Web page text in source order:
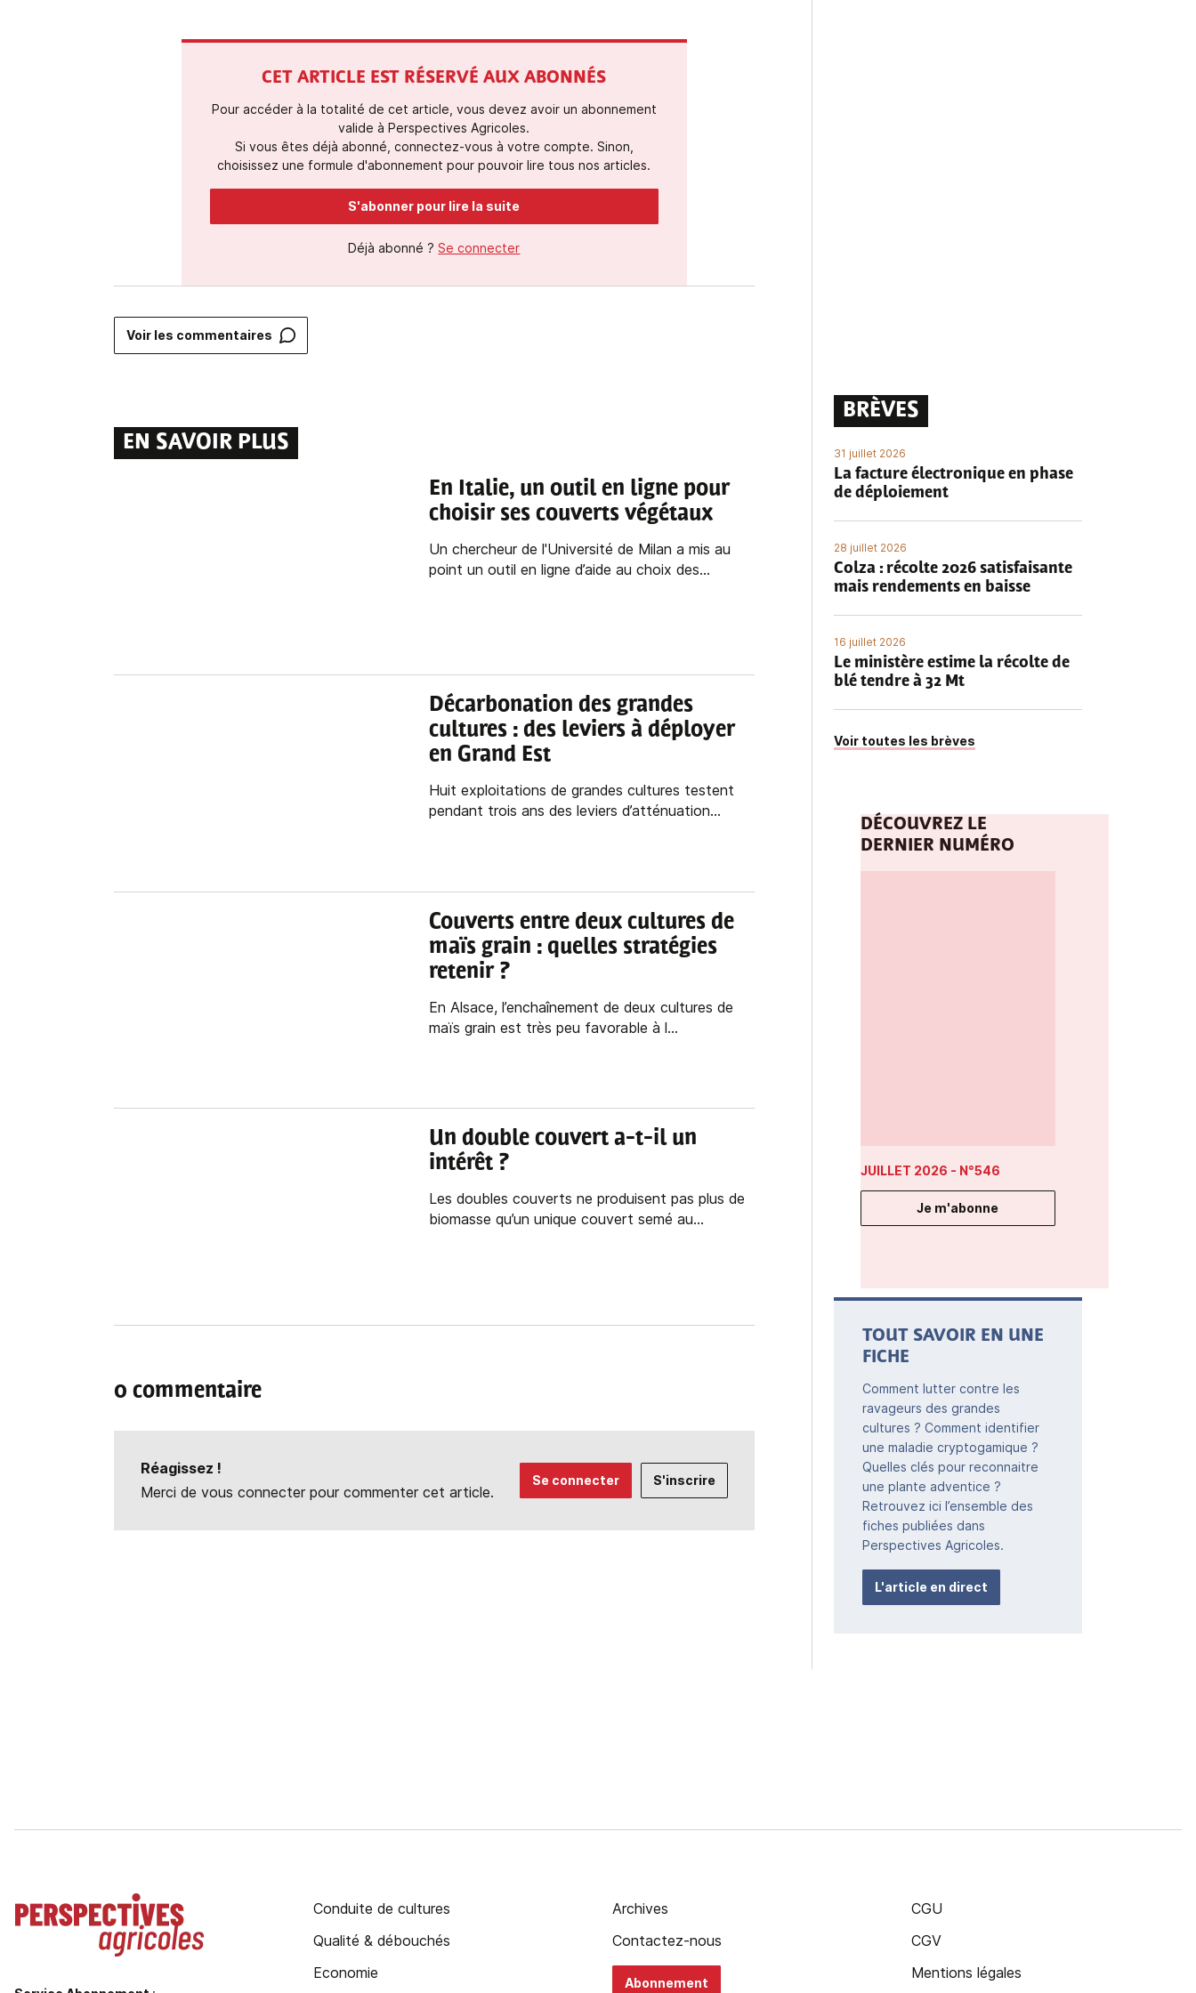
CET ARTICLE EST RÉSERVÉ AUX ABONNÉS
Pour accéder à la totalité de cet article, vous devez avoir un abonnement
valide à Perspectives Agricoles.
Si vous êtes déjà abonné, connectez-vous à votre compte. Sinon,
choisissez une formule d'abonnement pour pouvoir lire tous nos articles.
S'abonner pour lire la suite
Déjà abonné ? Se connecter
Voir les commentaires
EN SAVOIR PLUS
En Italie, un outil en ligne pour
choisir ses couverts végétaux
Un chercheur de l'Université de Milan a mis au
point un outil en ligne d’aide au choix des...
Décarbonation des grandes
cultures : des leviers à déployer
en Grand Est
Huit exploitations de grandes cultures testent
pendant trois ans des leviers d’atténuation...
Couverts entre deux cultures de
maïs grain : quelles stratégies
retenir ?
En Alsace, l’enchaînement de deux cultures de
maïs grain est très peu favorable à l...
Un double couvert a-t-il un
intérêt ?
Les doubles couverts ne produisent pas plus de
biomasse qu’un unique couvert semé au...
0 commentaire
Réagissez !
Merci de vous connecter pour commenter cet article.
Se connecter S'inscrire
BRÈVES
31 juillet 2026
La facture électronique en phase
de déploiement
28 juillet 2026
Colza : récolte 2026 satisfaisante
mais rendements en baisse
16 juillet 2026
Le ministère estime la récolte de
blé tendre à 32 Mt
Voir toutes les brèves
DÉCOUVREZ LE
DERNIER NUMÉRO
JUILLET 2026 - N°546
Je m'abonne
TOUT SAVOIR EN UNE
FICHE
Comment lutter contre les
ravageurs des grandes
cultures ? Comment identifier
une maladie cryptogamique ?
Quelles clés pour reconnaitre
une plante adventice ?
Retrouvez ici l’ensemble des
fiches publiées dans
Perspectives Agricoles.
L'article en direct
Conduite de cultures
Qualité & débouchés
Economie
Archives
Contactez-nous
Abonnement
CGU
CGV
Mentions légales